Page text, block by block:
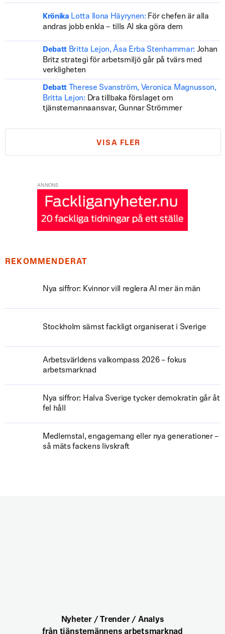
Krönika Lotta Ilona Häyrynen: För chefen är alla
andras jobb enkla – tills AI ska göra dem
Debatt Britta Lejon, Åsa Erba Stenhammar: Johan
Britz strategi för arbetsmiljö går på tvärs med
verkligheten
Debatt
Therese Svanström, Veronica Magnusson,
Britta Lejon: Dra tillbaka förslaget om
tjänstemannaansvar, Gunnar Strömmer
VISA FLER
ANNONS
REKOMMENDERAT
Nya siffror: Kvinnor vill reglera AI mer än män
Stockholm sämst fackligt organiserat i Sverige
Arbetsvärldens valkompass 2026 – fokus
arbetsmarknad
Nya siffror: Halva Sverige tycker demokratin går åt
fel håll
Medlemstal, engagemang eller nya generationer –
så mäts fackens livskraft
Nyheter / Trender / Analys
från tjänstemännens arbetsmarknad